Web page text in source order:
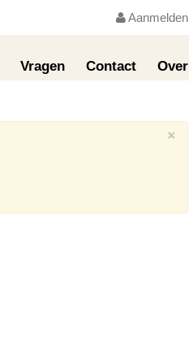
Aanmelden
Vragen Contact Over
×